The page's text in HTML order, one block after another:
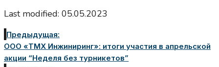
Last modified: 05.05.2023
Предыдущая:
ООО «ТМХ Инжиниринг»: итоги участия в апрельской
акции “Неделя без турникетов”